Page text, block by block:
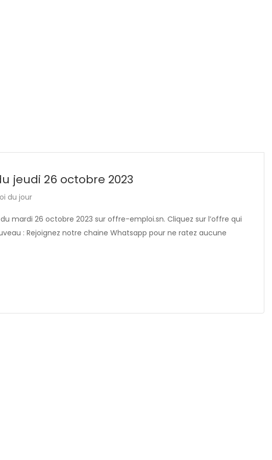
jeudi 26 octobre 2023
du jour
mardi 26 octobre 2023 sur offre-emploi.sn. Cliquez sur l’offre qui
: Rejoignez notre chaine Whatsapp pour ne ratez aucune